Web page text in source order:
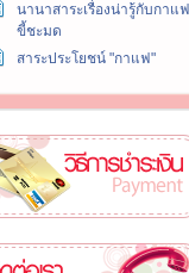
นานาสาระเรื่องน่ารู้กับกาแฟ
ขี้ชะมด
สาระประโยชน์ "กาแฟ"